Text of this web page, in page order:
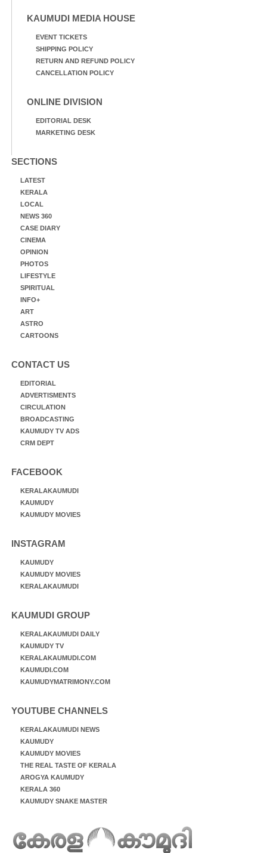
KAUMUDI MEDIA HOUSE
EVENT TICKETS
SHIPPING POLICY
RETURN AND REFUND POLICY
CANCELLATION POLICY
ONLINE DIVISION
EDITORIAL DESK
MARKETING DESK
SECTIONS
LATEST
KERALA
LOCAL
NEWS 360
CASE DIARY
CINEMA
OPINION
PHOTOS
LIFESTYLE
SPIRITUAL
INFO+
ART
ASTRO
CARTOONS
CONTACT US
EDITORIAL
ADVERTISMENTS
CIRCULATION
BROADCASTING
KAUMUDY TV ADS
CRM DEPT
FACEBOOK
KERALAKAUMUDI
KAUMUDY
KAUMUDY MOVIES
INSTAGRAM
KAUMUDY
KAUMUDY MOVIES
KERALAKAUMUDI
KAUMUDI GROUP
KERALAKAUMUDI DAILY
KAUMUDY TV
KERALAKAUMUDI.COM
KAUMUDI.COM
KAUMUDYMATRIMONY.COM
YOUTUBE CHANNELS
KERALAKAUMUDI NEWS
KAUMUDY
KAUMUDY MOVIES
THE REAL TASTE OF KERALA
AROGYA KAUMUDY
KERALA 360
KAUMUDY SNAKE MASTER